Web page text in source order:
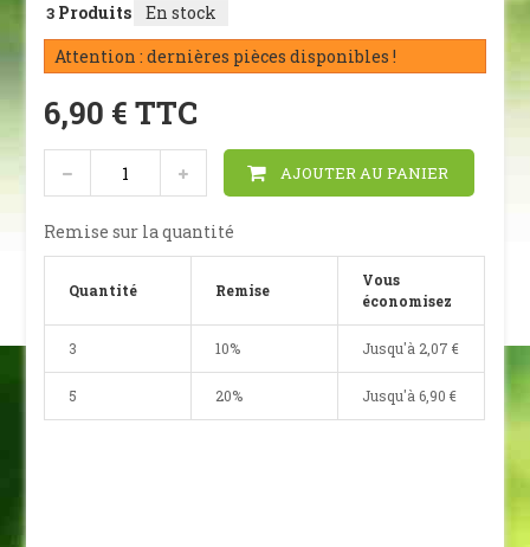
3 Produits
En stock
Attention : dernières pièces disponibles !
6,90 € TTC
AJOUTER AU PANIER
Remise sur la quantité
Quantité Remise
Vous
économisez
3 10% Jusqu'à 2,07 €
5 20% Jusqu'à 6,90 €